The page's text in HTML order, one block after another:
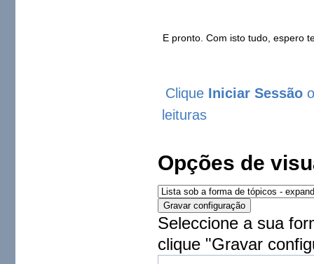
E pronto. Com isto tudo, espero
Clique Iniciar Sessão
leituras
Opções de
Seleccione a sua
clique "Gravar